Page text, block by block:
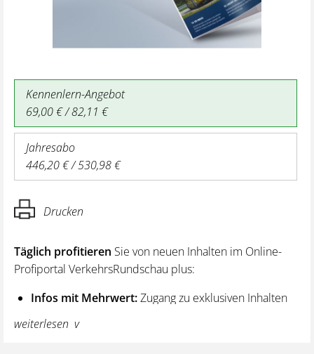
Kennenlern-Angebot
69,00 € / 82,11 €
Jahresabo
446,20 € / 530,98 €
Drucken
Täglich profitieren Sie von neuen Inhalten im Online-
Profiportal VerkehrsRundschau plus:
Infos mit Mehrwert:Zugang zu exklusiven Inhalten
und Hintergrundwissen – von aktuellen Regelungen
wie z. B. bei den Lenk- und Ruhezeiten,
weiterlesen